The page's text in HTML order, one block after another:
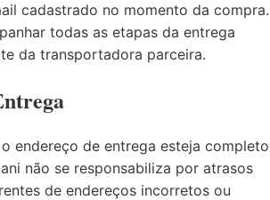
cadastrado no momento da compra.
todas as etapas da entrega
da transportadora parceira.
endereço de entrega esteja completo
não se responsabiliza por atrasos
de endereços incorretos ou